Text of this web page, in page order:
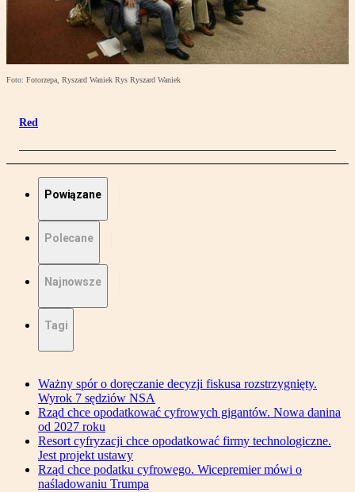
Foto: Fotorzepa, Ryszard Waniek Rys Ryszard Waniek
Red
Powiązane
Polecane
Najnowsze
Tagi
Ważny spór o doręczanie decyzji fiskusa rozstrzygnięty.
Wyrok 7 sędziów NSA
Rząd chce opodatkować cyfrowych gigantów. Nowa danina
od 2027 roku
Resort cyfryzacji chce opodatkować firmy technologiczne.
Jest projekt ustawy
Rząd chce podatku cyfrowego. Wicepremier mówi o
naśladowaniu Trumpa